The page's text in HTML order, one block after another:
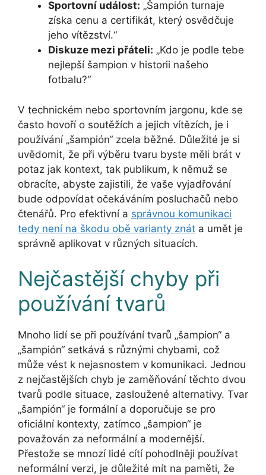
Sportovní událost: „Šampión turnaje
získa cenu a certifikát, který osvědčuje
jeho vítězství.“
Diskuze mezi přáteli: „Kdo je podle tebe
nejlepší šampion v historii našeho
fotbalu?“
V technickém nebo sportovním jargonu, kde se
často hovoří o soutěžích a jejich vítězích, je i
používání „šampión“ zcela běžné. Důležité je si
uvědomit, že při výběru tvaru byste měli brát v
potaz jak kontext, tak publikum, k němuž se
obracíte, abyste zajistili, že vaše vyjadřování
bude odpovídat očekáváním posluchačů nebo
čtenářů. Pro efektivní a správnou komunikaci
tedy není na škodu obě varianty znát a umět je
správně aplikovat v různých situacích.
Nejčastější chyby při
používání tvarů
Mnoho lidí se při používání tvarů „šampion“ a
„šampión“ setkává s různými chybami, což
může vést k nejasnostem v komunikaci. Jednou
z nejčastějších chyb je zaměňování těchto dvou
tvarů podle situace, zasloužené alternativy. Tvar
„šampión“ je formální a doporučuje se pro
oficiální kontexty, zatímco „šampion“ je
považován za neformální a modernější.
Přestože se mnozí lidé cítí pohodlněji používat
neformální verzi, je důležité mít na paměti, že